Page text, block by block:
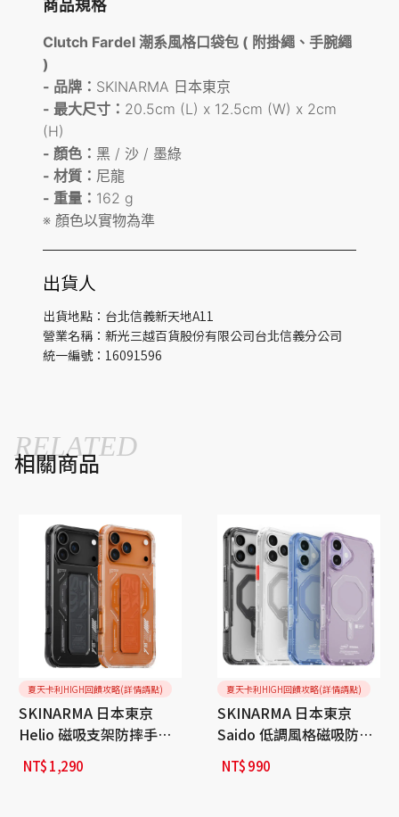
商品規格
Clutch Fardel 潮系風格口袋包 ( 附掛繩、手腕繩
)
- 品牌： SKINARMA 日本東京
- 最大尺寸： 20.5cm (L) x 12.5cm (W) x 2cm
(H)
- 顏色： 黑 / 沙 / 墨綠
- 材質： 尼龍
- 重量： 162 g
※ 顏色以實物為準
出貨人
出貨地點：台北信義新天地A11
營業名稱：新光三越百貨股份有限公司台北信義分公司
統一編號：16091596
相關商品
RELATED
夏天卡利HIGH回饋攻略(詳情請點)
SKINARMA 日本東京
Helio 磁吸支架防摔手機
殼 附掛繩環 iPhone 17
Pro / Pro Max
NT$1,290
夏天卡利HIGH回饋攻略(詳情請點)
SKINARMA 日本東京
Saido 低調風格磁吸防摔
手機殼 附掛繩環 iPhone
NT$990